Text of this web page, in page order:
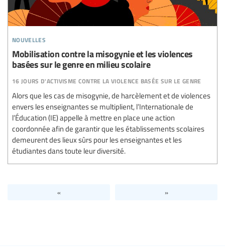
nouvelles
Mobilisation contre la misogynie et les violences
basées sur le genre en milieu scolaire
16 jours d'activisme contre la violence basée sur le genre
Alors que les cas de misogynie, de harcèlement et de violences
envers les enseignantes se multiplient, l’Internationale de
l’Éducation (IE) appelle à mettre en place une action
coordonnée afin de garantir que les établissements scolaires
demeurent des lieux sûrs pour les enseignantes et les
étudiantes dans toute leur diversité.
« »